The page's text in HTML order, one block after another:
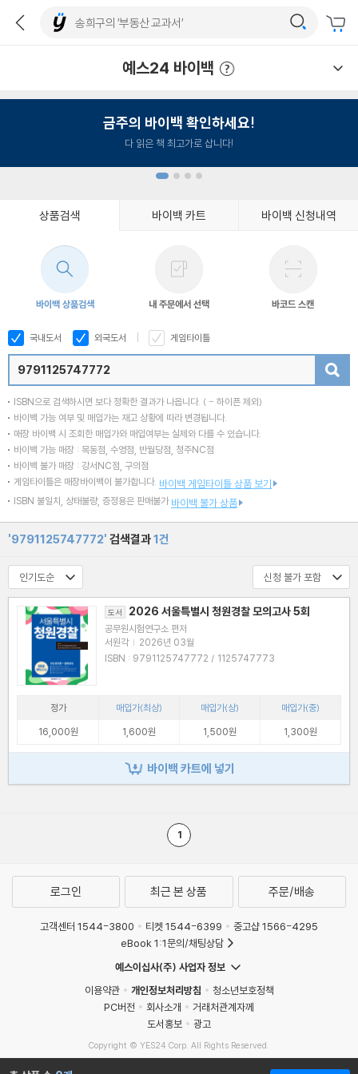
예스24 바이백
금주의 바이백 확인하세요!
다 읽은 책 최고가로 삽니다!
상품검색 바이백 카트 바이백 신청내역
바이백 상품검색 내 주문에서 선택 바코드 스캔
국내도서 외국도서 게임타이틀
ISBN으로 검색하시면 보다 정확한 결과가 나옵니다. ( - 하이픈 제외)
바이백 가능 여부 및 매입가는 재고 상황에 따라 변경됩니다.
매장 바이백 시 조회한 매입가와 매입여부는 실제와 다를 수 있습니다.
바이백 가능 매장 : 목동점, 수영점, 반월당점, 청주NC점
바이백 불가 매장 : 강서NC점, 구의점
게임타이틀은 매장바이백이 불가합니다. 바이백 게임타이틀 상품 보기
ISBN 불일치, 상태불량, 증정용은 판매불가 바이백 불가 상품
'9791125747772' 검색결과1건
도서 2026 서울특별시 청원경찰 모의고사 5회
공무원시험연구소 편저
서원각 | 2026년 03월
ISBN : 9791125747772 / 1125747773
정가 매입가(최상) 매입가(상)
매입가(중)
16,000원
1,600원 1,500원 1,300원
바이백 카트에 넣기
1
로그인 최근 본 상품 주문/배송
고객센터 1544-3800 티켓 1544-6399
중고샵 1566-4295
eBook 1:1문의/채팅상담
예스이십사(주) 사업자 정보
이용약관
개인정보처리방침
청소년보호정책
PC버전
회사소개
거래처관계자께
도서홍보
광고
Copyright © YES24 Corp. All Rights Reserved.
MATOM7